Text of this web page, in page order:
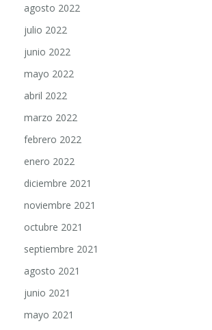
agosto 2022
julio 2022
junio 2022
mayo 2022
abril 2022
marzo 2022
febrero 2022
enero 2022
diciembre 2021
noviembre 2021
octubre 2021
septiembre 2021
agosto 2021
junio 2021
mayo 2021